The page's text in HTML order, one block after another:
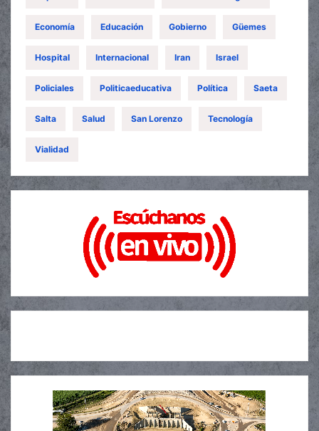
Economía Educación Gobierno Güemes
Hospital Internacional Iran Israel
Policiales Politicaeducativa Política Saeta
Salta Salud San Lorenzo Tecnología
Vialidad